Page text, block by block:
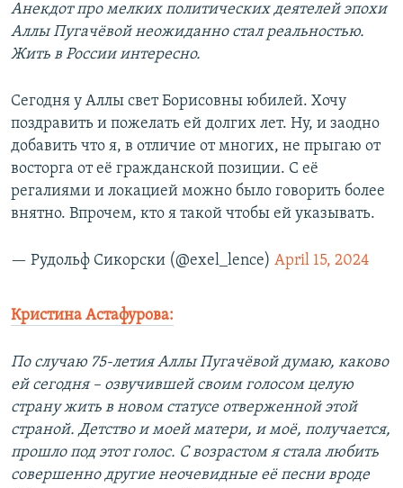
Анекдот про мелких политических деятелей эпохи
Аллы Пугачёвой неожиданно стал реальностью.
Жить в России интересно.
Сегодня у Аллы свет Борисовны юбилей. Хочу
поздравить и пожелать ей долгих лет. Ну, и заодно
добавить что я, в отличие от многих, не прыгаю от
восторга от её гражданской позиции. С её
регалиями и локацией можно было говорить более
внятно. Впрочем, кто я такой чтобы ей указывать.
— Рудольф Сикорски (@exel_lence) April 15, 2024
Кристина Астафурова:
По случаю 75-летия Аллы Пугачёвой думаю, каково
ей сегодня – озвучившей своим голосом целую
страну жить в новом статусе отверженной этой
страной. Детство и моей матери, и моё, получается,
прошло под этот голос. С возрастом я стала любить
совершенно другие неочевидные её песни вроде